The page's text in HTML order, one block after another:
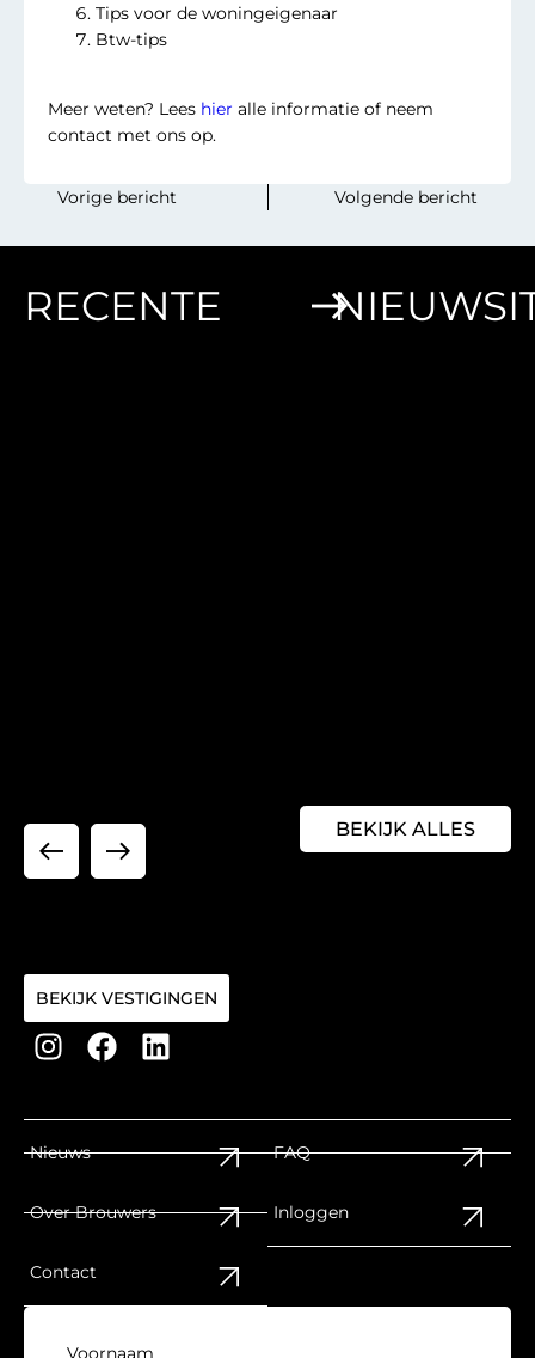
Tips voor de woningeigenaar
Btw-tips
Meer weten? Lees hier alle informatie of neem
contact met ons op.
‎ ‎ ‎ ‎ ‎ ‎ ‎ ‎Vorige bericht Volgende bericht‎ ‎ ‎‎ ‎ ‎‎ ‎‎ ‎ ‎
RECENTE
BEKIJK ALLES
BEKIJK VESTIGINGEN
Nieuws
Over Brouwers
Contact
FAQ
Inloggen